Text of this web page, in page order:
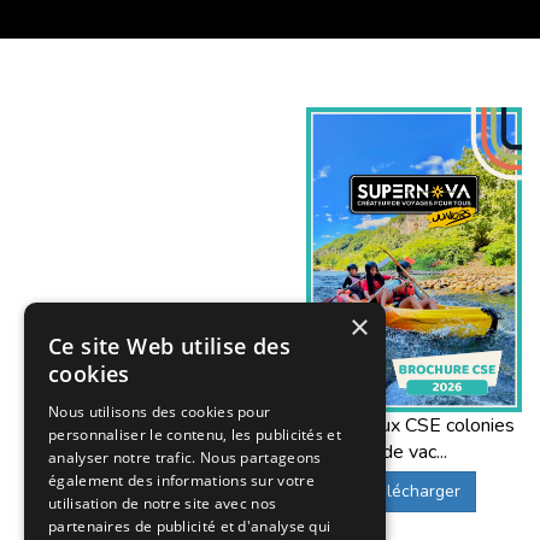
Offres aux CSE colonies
de vac...
Télécharger
×
Ce site Web utilise des
cookies
Nous utilisons des cookies pour
personnaliser le contenu, les publicités et
analyser notre trafic. Nous partageons
également des informations sur votre
utilisation de notre site avec nos
partenaires de publicité et d'analyse qui